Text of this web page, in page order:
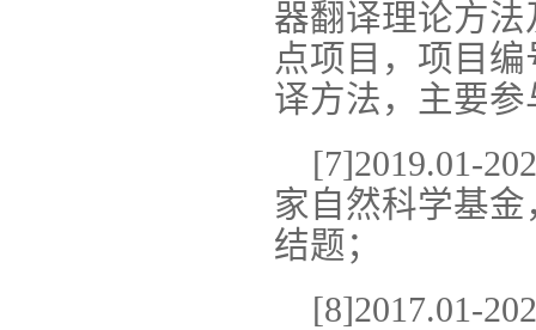
器翻译理论方
点项目，项目
译方法，主要
[7]2019.01-
家自然科学基金
结题；
[8]2017.01-